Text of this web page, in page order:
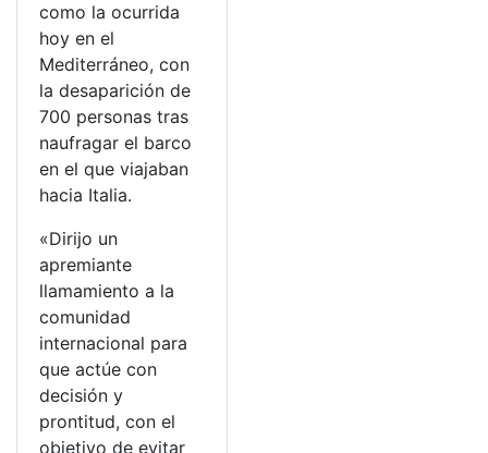
como la ocurrida
hoy en el
Mediterráneo, con
la desaparición de
700 personas tras
naufragar el barco
en el que viajaban
hacia Italia.
«Dirijo un
apremiante
llamamiento a la
comunidad
internacional para
que actúe con
decisión y
prontitud, con el
objetivo de evitar